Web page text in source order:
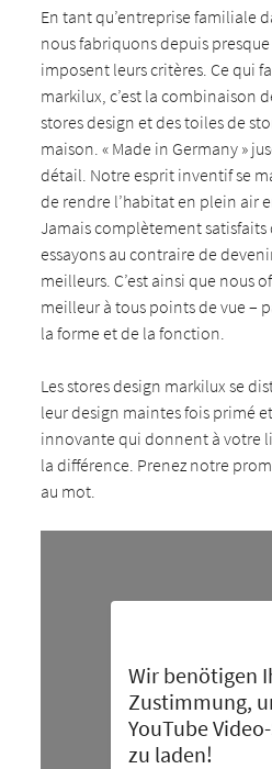
En tant qu’entreprise familiale
nous fabriquons depuis
imposent leurs critères. Ce qui
markilux, c’est la combinaison
stores design et des toiles de
maison. « Made in Germany »
détail. Notre esprit inventif se
de rendre l’habitat en plein air
Jamais complètement
essayons au contraire de
meilleurs. C’est ainsi que nous
meilleur à tous points de vue –
la forme et de la fonction.
Les stores design markilux se
leur design maintes fois primé
innovante qui donnent à votre
la différence. Prenez notre
au mot.
Wir benötigen
Zustimmung,
YouTube
zu laden!